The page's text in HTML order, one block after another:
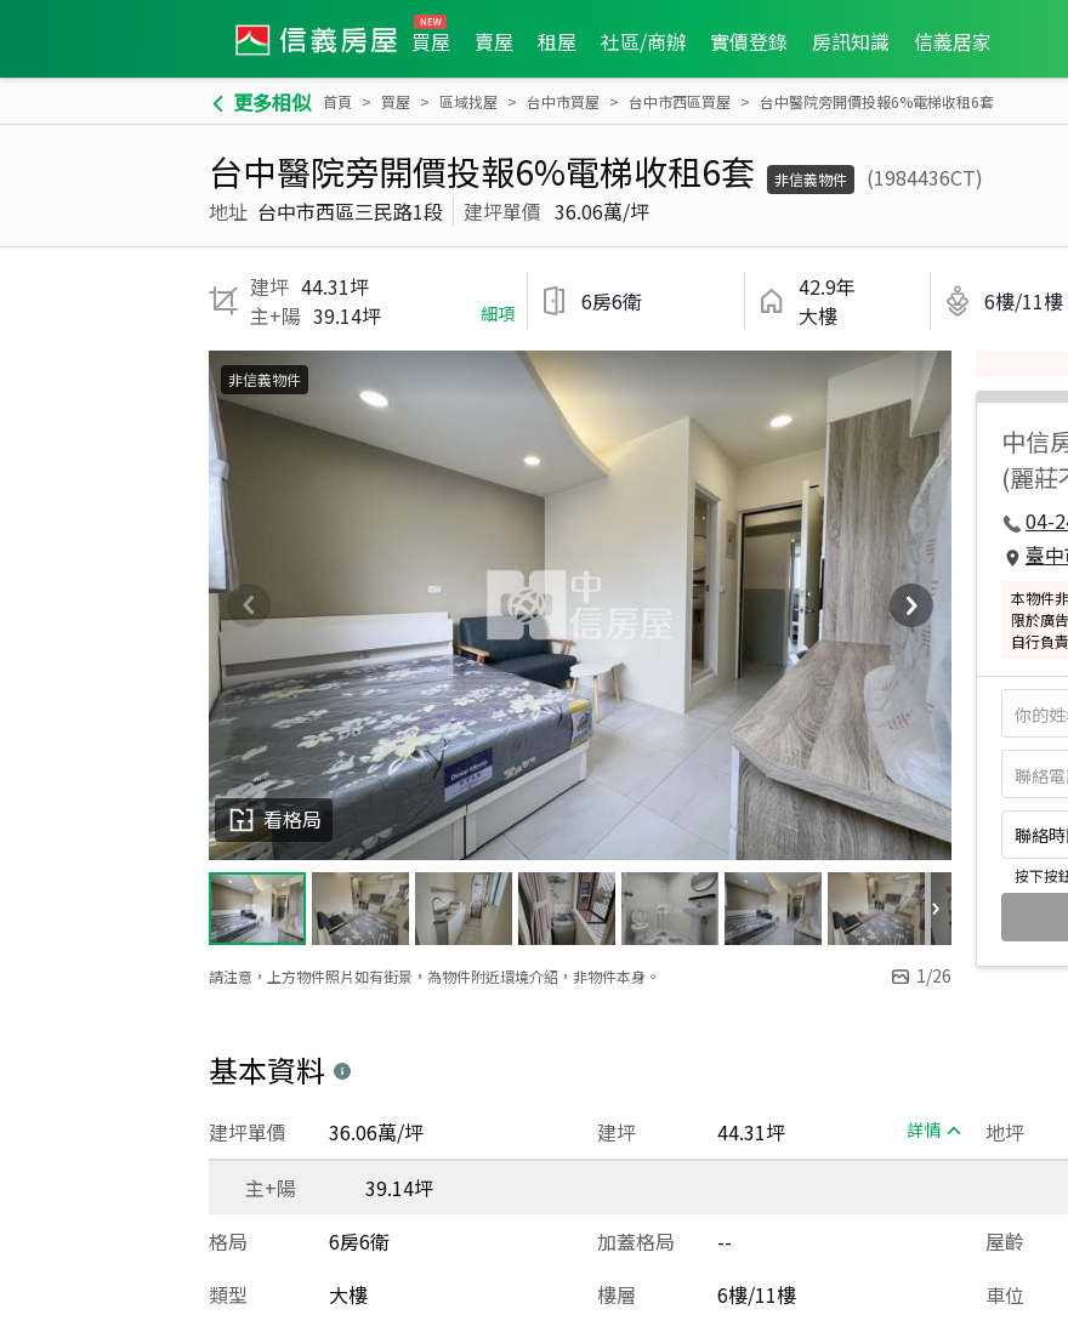
買屋 賣屋 租屋 社區/商辦 實價登錄 房訊知識 信義居家
更多相似 首頁 買屋 區域找屋 台中市買屋 台中市西區買屋 台中醫院旁開價投報6%電梯收租6套
台中醫院旁開價投報6%電梯收租6套 非信義物件
(1984436CT)
地址 台中市西區三民路1段 建坪單價 36.06萬/坪
建坪 44.31坪
主+陽 39.14坪 細項 6房6衛
42.9年
大樓
6樓/11樓
請注意，上方物件照片如有街景，為物件附近環境介紹，非物件本身。 1/26
看格局
非信義物件
中信
(麗莊
04-
臺
本物件
限於廣
自行負
聯絡
按下按
基本資料
建坪 44.31坪 詳情
建坪單價 36.06萬/坪 地坪
主+陽
39.14坪
格局
6房6衛 加蓋格局 -- 屋齡
類型
大樓 樓層 6樓/11樓 車位